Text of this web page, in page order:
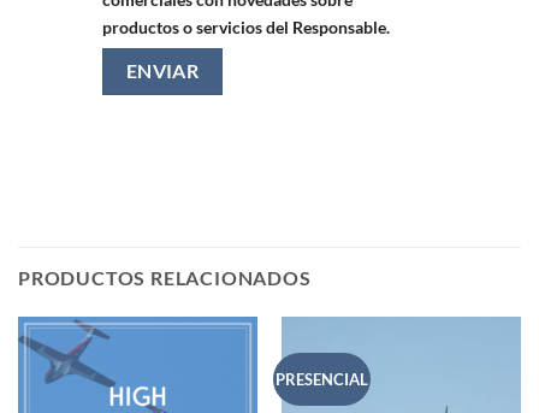
productos o servicios del Responsable.
PRODUCTOS RELACIONADOS
PRESENCIAL